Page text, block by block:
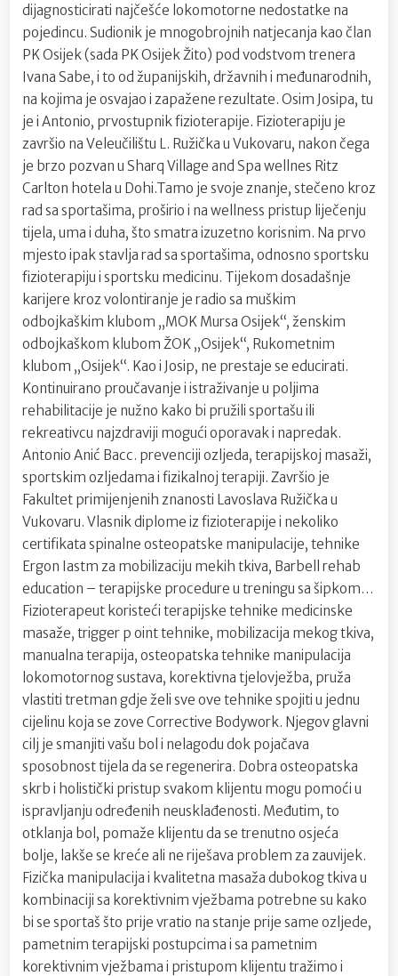
dijagnosticirati najčešće lokomotorne nedostatke na
pojedincu. Sudionik je mnogobrojnih natjecanja kao član
PK Osijek (sada PK Osijek Žito) pod vodstvom trenera
Ivana Sabe, i to od županijskih, državnih i međunarodnih,
na kojima je osvajao i zapažene rezultate. Osim Josipa, tu
je i Antonio, prvostupnik fizioterapije. Fizioterapiju je
završio na Veleučilištu L. Ružička u Vukovaru, nakon čega
je brzo pozvan u Sharq Village and Spa wellnes Ritz
Carlton hotela u Dohi.Tamo je svoje znanje, stečeno kroz
rad sa sportašima, proširio i na wellness pristup liječenju
tijela, uma i duha, što smatra izuzetno korisnim. Na prvo
mjesto ipak stavlja rad sa sportašima, odnosno sportsku
fizioterapiju i sportsku medicinu. Tijekom dosadašnje
karijere kroz volontiranje je radio sa muškim
odbojkaškim klubom „MOK Mursa Osijek“, ženskim
odbojkaškom klubom ŽOK „Osijek“, Rukometnim
klubom „Osijek“. Kao i Josip, ne prestaje se educirati.
Kontinuirano proučavanje i istraživanje u poljima
rehabilitacije je nužno kako bi pružili sportašu ili
rekreativcu najzdraviji mogući oporavak i napredak.
Antonio Anić Bacc. prevenciji ozljeda, terapijskoj masaži,
sportskim ozljedama i fizikalnoj terapiji. Završio je
Fakultet primijenjenih znanosti Lavoslava Ružička u
Vukovaru. Vlasnik diplome iz fizioterapije i nekoliko
certifikata spinalne osteopatske manipulacije, tehnike
Ergon Iastm za mobilizaciju mekih tkiva, Barbell rehab
education – terapijske procedure u treningu sa šipkom…
Fizioterapeut koristeći terapijske tehnike medicinske
masaže, trigger p oint tehnike, mobilizacija mekog tkiva,
manualna terapija, osteopatska tehnike manipulacija
lokomotornog sustava, korektivna tjelovježba, pruža
vlastiti tretman gdje želi sve ove tehnike spojiti u jednu
cijelinu koja se zove Corrective Bodywork. Njegov glavni
cilj je smanjiti vašu bol i nelagodu dok pojačava
sposobnost tijela da se regenerira. Dobra osteopatska
skrb i holistički pristup svakom klijentu mogu pomoći u
ispravljanju određenih neusklađenosti. Međutim, to
otklanja bol, pomaže klijentu da se trenutno osjeća
bolje, lakše se kreće ali ne riješava problem za zauvijek.
Fizička manipulacija i kvalitetna masaža dubokog tkiva u
kombinaciji sa korektivnim vježbama potrebne su kako
bi se sportaš što prije vratio na stanje prije same ozljede,
pametnim terapijski postupcima i sa pametnim
korektivnim vježbama i pristupom klijentu tražimo i